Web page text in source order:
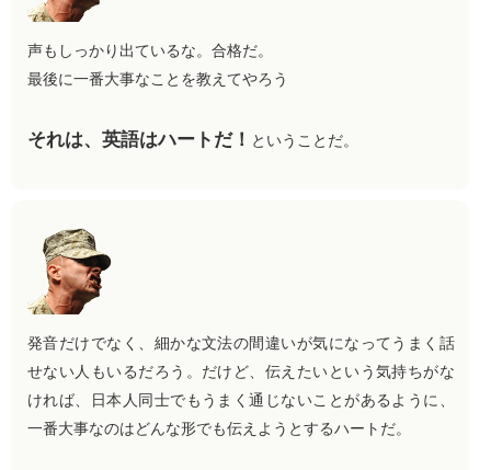
声もしっかり出ているな。合格だ。
最後に一番大事なことを教えてやろう
それは、英語はハートだ！ ということだ。
発音だけでなく、細かな文法の間違いが気になってうまく話
せない人もいるだろう。だけど、伝えたいという気持ちがな
ければ、日本人同士でもうまく通じないことがあるように、
一番大事なのはどんな形でも伝えようとするハートだ。